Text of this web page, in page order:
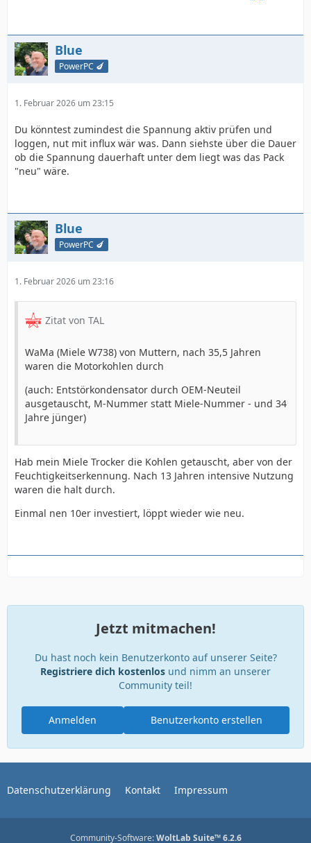
Blue
PowerPC 🍆
1. Februar 2026 um 23:15
Du könntest zumindest die Spannung aktiv prüfen und
loggen, nut mit influx wär was. Dann siehste über die Dauer
ob die Spannung dauerhaft unter dem liegt was das Pack
"neu" wäre.
Blue
PowerPC 🍆
1. Februar 2026 um 23:16
Zitat von TAL
WaMa (Miele W738) von Muttern, nach 35,5 Jahren
waren die Motorkohlen durch
(auch: Entstörkondensator durch OEM-Neuteil
ausgetauscht, M-Nummer statt Miele-Nummer - und 34
Jahre jünger)
Hab mein Miele Trocker die Kohlen getauscht, aber von der
Feuchtigkeitserkennung. Nach 13 Jahren intensive Nutzung
waren die halt durch.
Einmal nen 10er investiert, löppt wieder wie neu.
Jetzt mitmachen!
Du hast noch kein Benutzerkonto auf unserer Seite?
Registriere dich kostenlos und nimm an unserer
Community teil!
Benutzerkonto erstellen
Anmelden
Datenschutzerklärung Kontakt Impressum
Community-Software:WoltLab Suite™ 6.2.6